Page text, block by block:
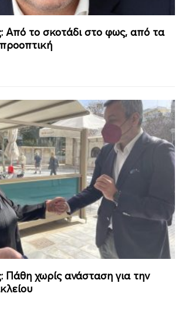
Από το σκοτάδι στο φως, από τα
χωρίς ανάσταση για την